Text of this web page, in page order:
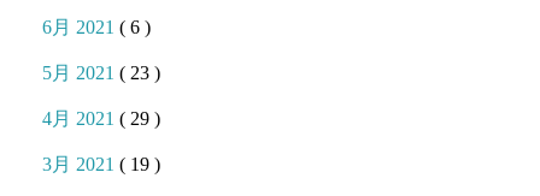
6月 2021( 6 )
5月 2021( 23 )
4月 2021( 29 )
3月 2021( 19 )